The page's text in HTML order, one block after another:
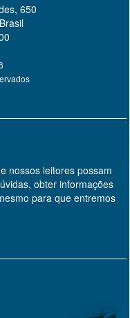
650
nossos leitores possam
obter informações
para que entremos